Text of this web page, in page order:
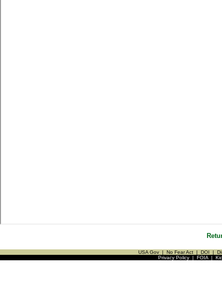
USA Gov | No Fear Act | DOI |
Privacy Policy| FOIA|